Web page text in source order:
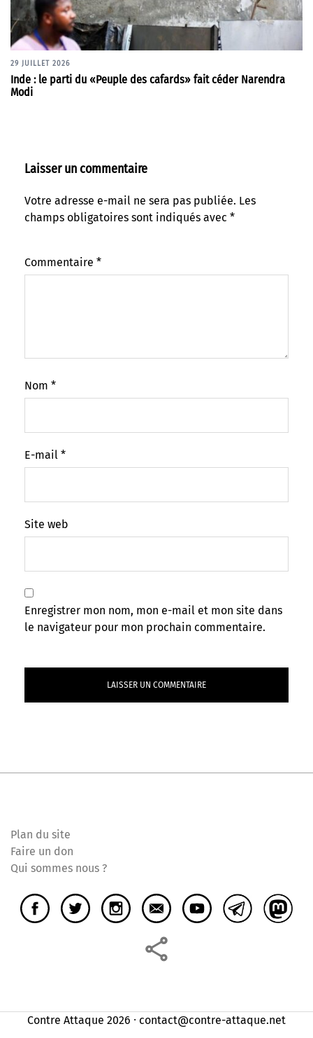
29 JUILLET 2026
Inde : le parti du «Peuple des cafards» fait céder Narendra
Modi
Laisser un commentaire
Votre adresse e-mail ne sera pas publiée. Les
champs obligatoires sont indiqués avec *
Commentaire *
Nom *
E-mail *
Site web
Enregistrer mon nom, mon e-mail et mon site dans
le navigateur pour mon prochain commentaire.
Plan du site
Faire un don
Qui sommes nous ?
Contre Attaque 2026 ⸱ contact@contre-attaque.net